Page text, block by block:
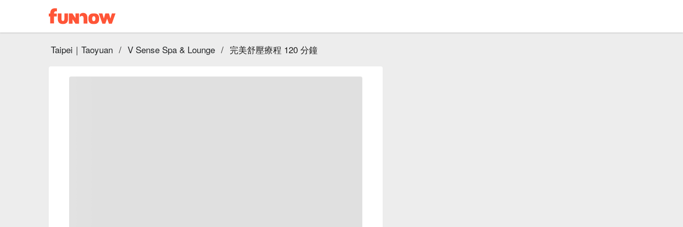
Taipei｜Taoyuan / V Sense Spa & Lounge / 完美舒壓療程 120 分鐘